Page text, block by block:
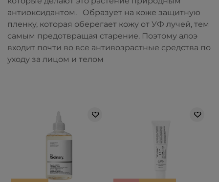
антиоксидантом. Образует на коже защитную
пленку, которая оберегает кожу от УФ лучей, тем
самым предотвращая старение. Поэтому алоэ
входит почти во все антивозрастные средства по
уходу за лицом и телом